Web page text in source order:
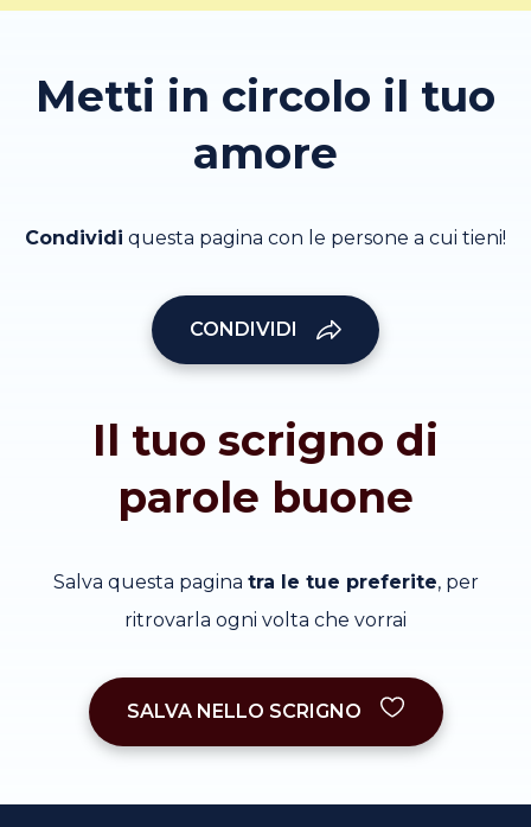
Metti in circolo il tuo
amore
Condividi questa pagina con le persone a cui tieni!
CONDIVIDI
Il tuo scrigno di
parole buone
Salva questa pagina tra le tue preferite, per
ritrovarla ogni volta che vorrai
SALVA NELLO SCRIGNO